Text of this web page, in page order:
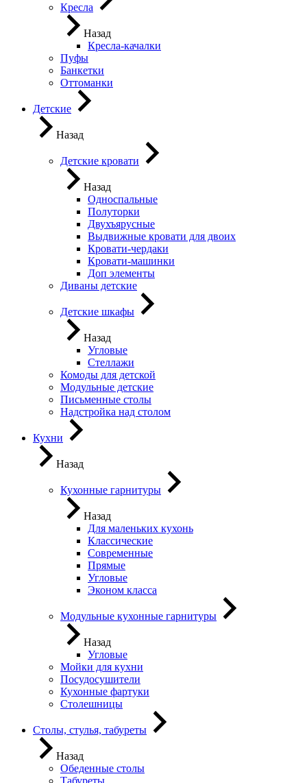
Кресла
Назад
Кресла-качалки
Пуфы
Банкетки
Оттоманки
Детские
Назад
Детские кровати
Назад
Односпальные
Полуторки
Двухъярусные
Выдвижные кровати для двоих
Кровати-чердаки
Кровати-машинки
Доп элементы
Диваны детские
Детские шкафы
Назад
Угловые
Стеллажи
Комоды для детской
Модульные детские
Письменные столы
Надстройка над столом
Кухни
Назад
Кухонные гарнитуры
Назад
Для маленьких кухонь
Классические
Современные
Прямые
Угловые
Эконом класса
Модульные кухонные гарнитуры
Назад
Угловые
Мойки для кухни
Посудосушители
Кухонные фартуки
Столешницы
Столы, стулья, табуреты
Назад
Обеденные столы
Табуреты